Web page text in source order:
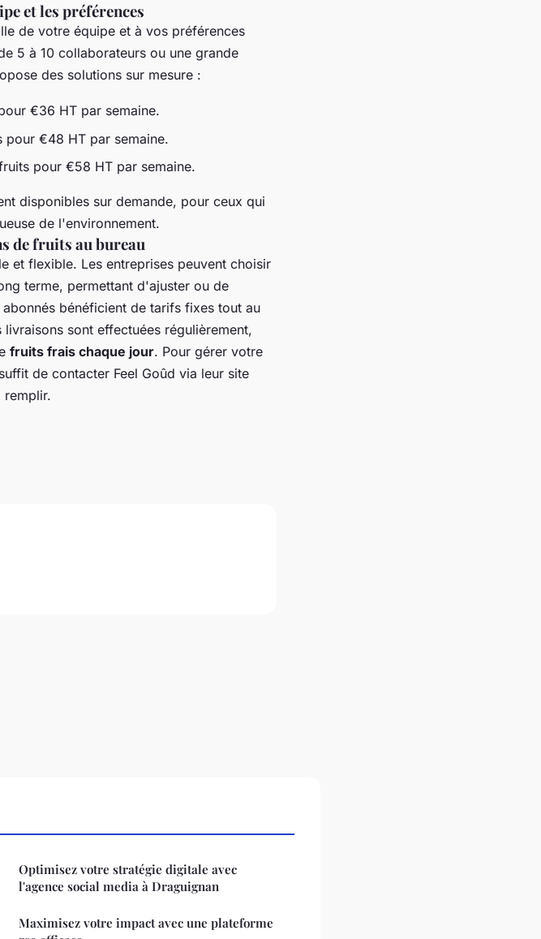
et les préférences
de votre équipe et à vos préférences
5 à 10 collaborateurs ou une grande
des solutions sur mesure :
€36 HT par semaine.
pour €48 HT par semaine.
pour €58 HT par semaine.
disponibles sur demande, pour ceux qui
de l'environnement.
de fruits au bureau
et flexible. Les entreprises peuvent choisir
terme, permettant d'ajuster ou de
bénéficient de tarifs fixes tout au
sont effectuées régulièrement,
fruits frais chaque jour. Pour gérer votre
de contacter Feel Goûd via leur site
remplir.
Optimisez votre stratégie digitale avec
l'agence social media à Draguignan
Maximisez votre impact avec une plateforme